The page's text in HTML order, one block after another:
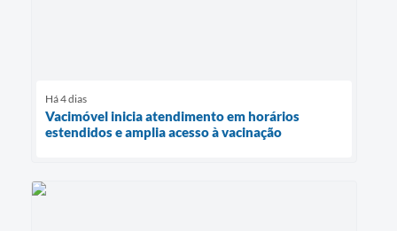
Há 4 dias
Vacimóvel inicia atendimento em horários
estendidos e amplia acesso à vacinação